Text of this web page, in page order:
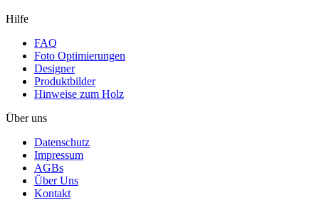
Hilfe
FAQ
Foto Optimierungen
Designer
Produktbilder
Hinweise zum Holz
Über uns
Datenschutz
Impressum
AGBs
Über Uns
Kontakt